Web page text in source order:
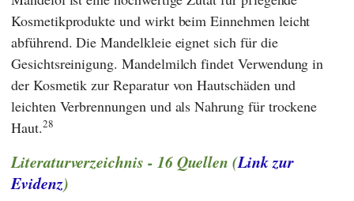
Kosmetikprodukte und wirkt beim Einnehmen leicht
abführend. Die Mandelkleie eignet sich für die
Gesichtsreinigung. Mandelmilch findet Verwendung in
der Kosmetik zur Reparatur von Hautschäden und
leichten Verbrennungen und als Nahrung für trockene
Haut.28
Literaturverzeichnis - 16 Quellen (Link zur
Evidenz)